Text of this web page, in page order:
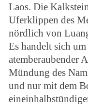
Laos. Die
Uferklippen des
nördlich von
Es handelt sich
atemberaubender
Mündung des
und nur mit dem